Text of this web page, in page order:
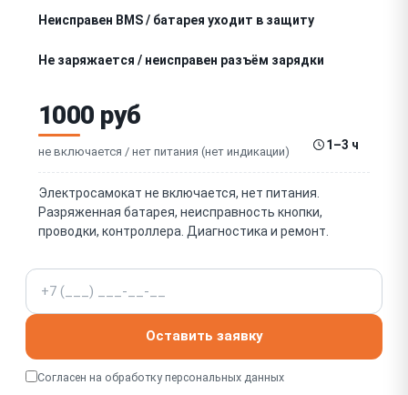
Неисправен BMS / батарея уходит в защиту
Не заряжается / неисправен разъём зарядки
бескамерная)
Не работает / слабо тормозит тормоз (дисковый,
барабанный)
Не работает / заедает складной механизм (замок,
шарнир)
Неисправен контроллер (нет управления мотором)
Не работает фара / стоп-сигнал / подсветка
Шум / гул / стук мотор-колеса (подшипники)
Не работает / заедает ручка газа (датчик/
1000 руб
не включается / нет питания (нет индикации) 1–3 ч
Электросамокат не включается, нет питания.
Разряженная батарея, неисправность кнопки,
проводки, контроллера. Диагностика и ремонт.
Телефон
Оставить заявку
Согласен на обработку персональных данных